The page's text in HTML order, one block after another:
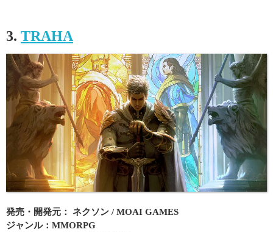
3. TRAHA
発売・開発元： ネクソン / MOAI GAMES
ジャンル：MMORPG